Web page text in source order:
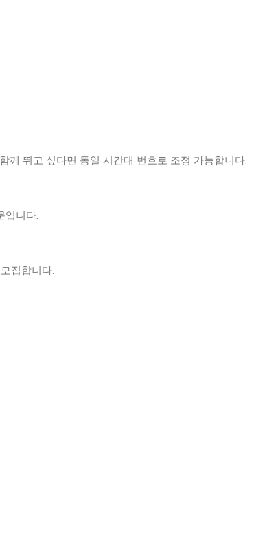
께 뛰고 싶다면 동일 시간대 번호로 조정 가능합니다.
입니다.
집합니다.